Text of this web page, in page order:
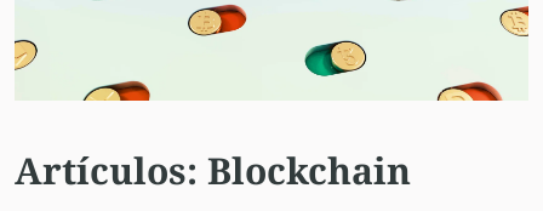
Artículos: Blockchain